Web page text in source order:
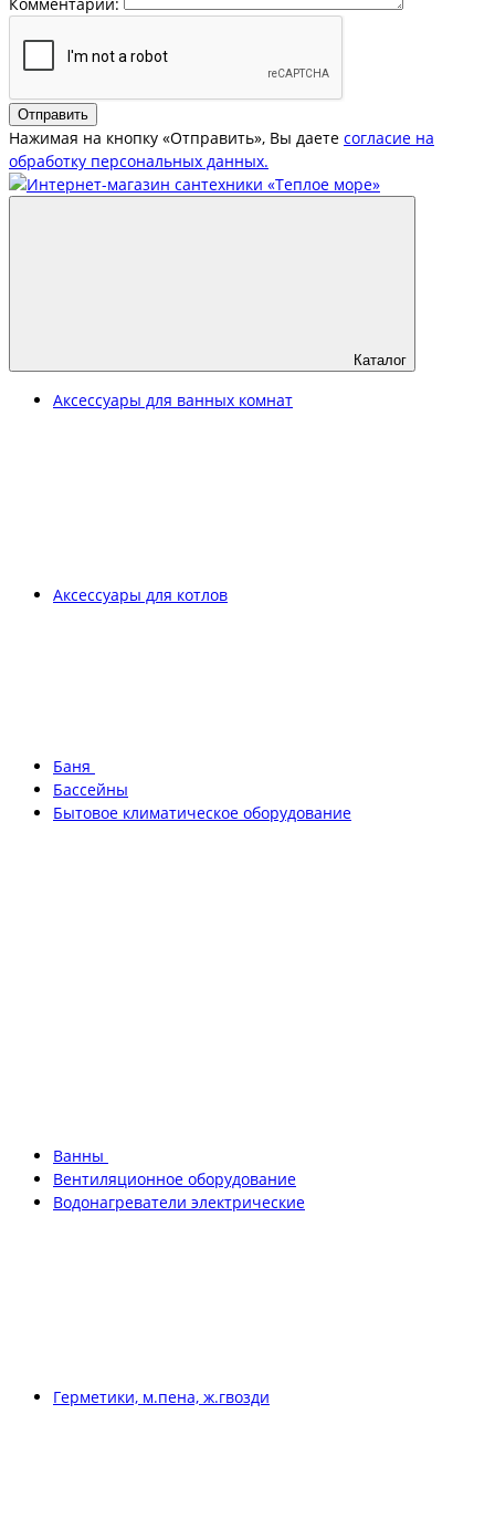
Отправить
Нажимая на кнопку «Отправить», Вы даете согласие на
обработку персональных данных.
Каталог
Аксессуары для ванных комнат
Аксессуары для котлов
Баня
Бассейны
Бытовое климатическое оборудование
Ванны
Вентиляционное оборудование
Водонагреватели электрические
Герметики, м.пена, ж.гвозди